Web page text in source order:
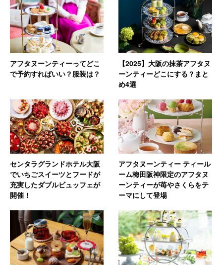
アフタヌーンティーってどこ
で予約すればいい？服装は？
【2025】大阪の抹茶アフタヌ
ーンティーどこにする？まと
め4選
センタラグランドホテル大阪
でいちごスイーツとフードが
充実したダブルビュッフェが
開催！
アフタヌーンティー ティール
ーム梅田阪神限定のアフタヌ
ーンティーが苺やさくらをテ
ーマにして登場